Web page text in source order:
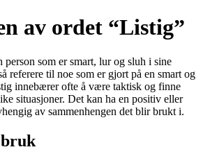
av ordet “Listig”
som er smart, lur og sluh i sine
referere til noe som er gjort på en smart og
innebærer ofte å være taktisk og finne
situasjoner. Det kan ha en positiv eller
av sammenhengen det blir brukt i.